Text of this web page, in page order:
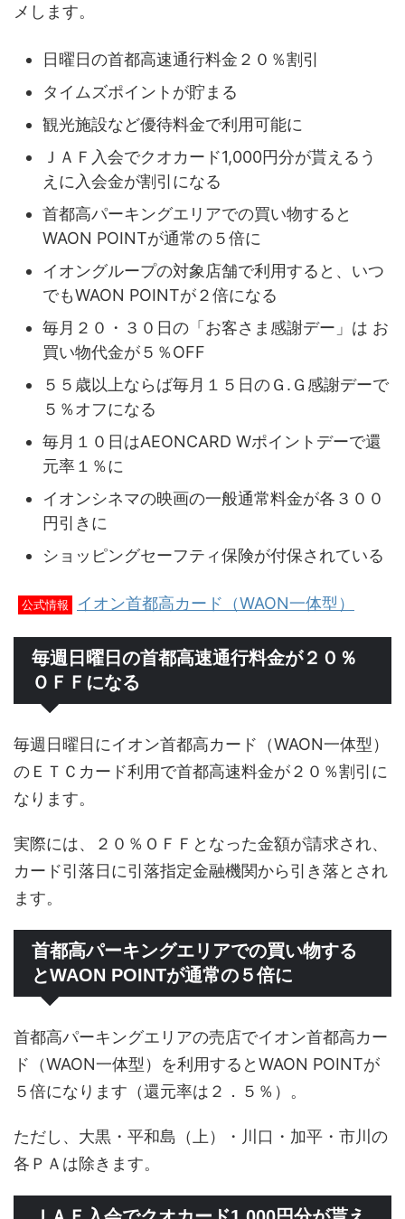
メします。
日曜日の首都高速通行料金２０％割引
タイムズポイントが貯まる
観光施設など優待料金で利用可能に
ＪＡＦ入会でクオカード1,000円分が貰えるう
えに入会金が割引になる
首都高パーキングエリアでの買い物すると
WAON POINTが通常の５倍に
イオングループの対象店舗で利用すると、いつ
でもWAON POINTが２倍になる
毎月２０・３０日の「お客さま感謝デー」は お
買い物代金が５％OFF
５５歳以上ならば毎月１５日のＧ.Ｇ感謝デーで
５％オフになる
毎月１０日はAEONCARD Wポイントデーで還
元率１％に
イオンシネマの映画の一般通常料金が各３００
円引きに
ショッピングセーフティ保険が付保されている
公式情報 イオン首都高カード（WAON一体型）
毎週日曜日の首都高速通行料金が２０％
ＯＦＦになる
毎週日曜日にイオン首都高カード（WAON一体型）
のＥＴＣカード利用で首都高速料金が２０％割引に
なります。
実際には、２０％ＯＦＦとなった金額が請求され、
カード引落日に引落指定金融機関から引き落とされ
ます。
首都高パーキングエリアでの買い物する
とWAON POINTが通常の５倍に
首都高パーキングエリアの売店でイオン首都高カー
ド（WAON一体型）を利用するとWAON POINTが
５倍になります（還元率は２．５％）。
ただし、大黒・平和島（上）・川口・加平・市川の
各ＰＡは除きます。